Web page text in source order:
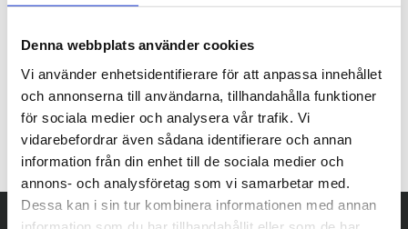
Denna webbplats använder cookies
Vi använder enhetsidentifierare för att anpassa innehållet
och annonserna till användarna, tillhandahålla funktioner
för sociala medier och analysera vår trafik. Vi
vidarebefordrar även sådana identifierare och annan
information från din enhet till de sociala medier och
annons- och analysföretag som vi samarbetar med.
Dessa kan i sin tur kombinera informationen med annan